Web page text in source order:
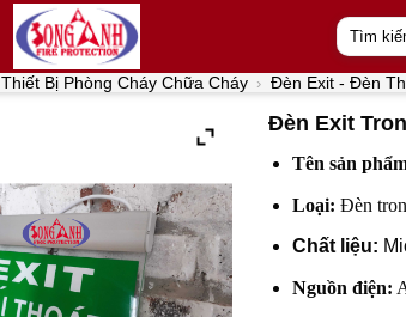
Tìm
kiếm:
Thiết Bị Phòng Cháy Chữa Cháy › Đèn Exit - Đèn
Đèn Exit
Tên sản
Loại: Đèn
Chất liệu:
Nguồn điện: